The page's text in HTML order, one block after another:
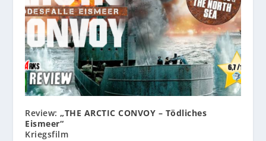
Review:„THE ARCTIC CONVOY – Tödliches
Eismeer“
Kriegsfilm